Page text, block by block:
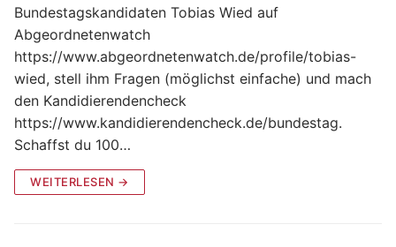
Bundestagskandidaten Tobias Wied auf
Abgeordnetenwatch
https://www.abgeordnetenwatch.de/profile/tobias-
wied, stell ihm Fragen (möglichst einfache) und mach
den Kandidierendencheck
https://www.kandidierendencheck.de/bundestag.
Schaffst du 100…
WEITERLESEN →